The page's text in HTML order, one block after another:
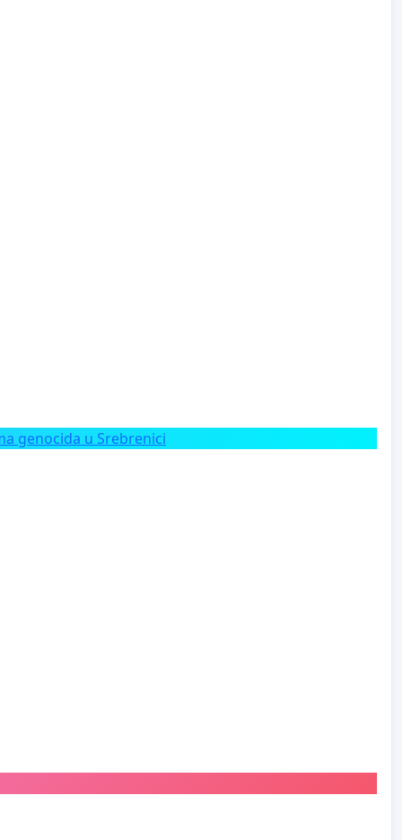
genocida u Srebrenici